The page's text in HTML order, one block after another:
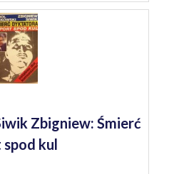
Zbigniew: Śmierć
kul